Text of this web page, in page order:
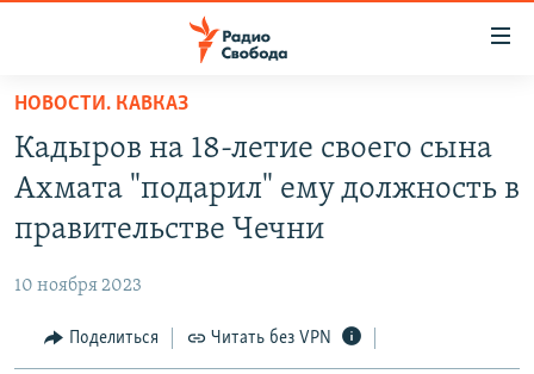
упрощенного
доступа
Вернуться
основному
Вернутся
ПОДКАСТЫ
АВТОРСКИЕ ПРОЕКТЫ
МНЕНИЯ
КУЛЬТУРА
НОВОСТИ. КАВКАЗ
Кадыров на 18-летие своего сына
Ахмата "подарил" ему должность в
правительстве Чечни
10 ноября 2023
Поделиться Читать без VPN